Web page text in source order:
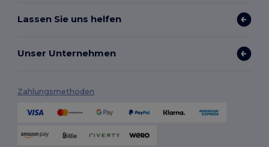
Lassen Sie uns helfen
Unser Unternehmen
Zahlungsmethoden